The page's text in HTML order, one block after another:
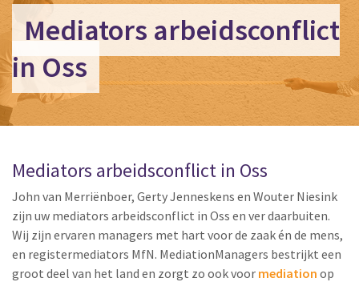
Mediators arbeidsconflict
in Oss
Mediators arbeidsconflict in Oss
John van Merriënboer, Gerty Jenneskens en Wouter Niesink
zijn uw mediators arbeidsconflict in Oss en ver daarbuiten.
Wij zijn ervaren managers met hart voor de zaak én de mens,
en registermediators MfN. MediationManagers bestrijkt een
groot deel van het land en zorgt zo ook voor mediation op